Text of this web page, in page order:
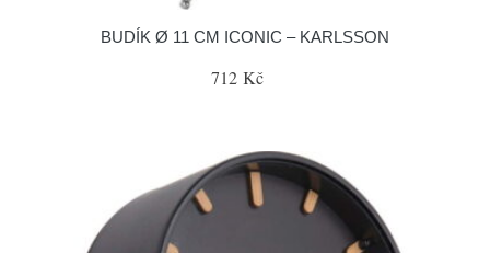
BUDÍK Ø 11 CM ICONIC – KARLSSON
712 Kč